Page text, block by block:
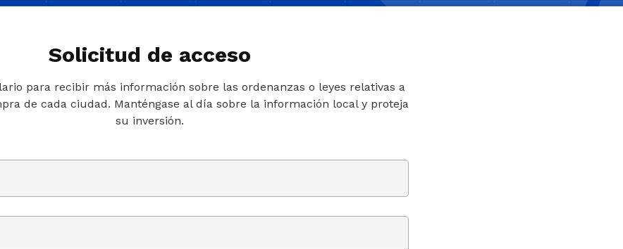
Solicitud de acceso
para recibir más información sobre las ordenanzas o leyes relativas a
de cada ciudad. Manténgase al día sobre la información local y proteja
su inversión.